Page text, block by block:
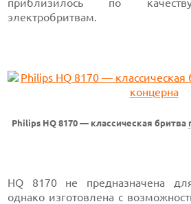
приблизилось по
электробритвам.
Philips HQ 8170 — классическая бритва
HQ 8170 не предназначена
однако изготовлена с